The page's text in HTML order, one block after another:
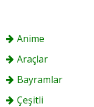
Anime
Araçlar
Bayramlar
Çeşitli